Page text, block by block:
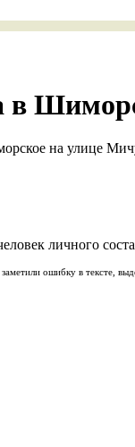
в
на улице
личного
ошибку в тексте,